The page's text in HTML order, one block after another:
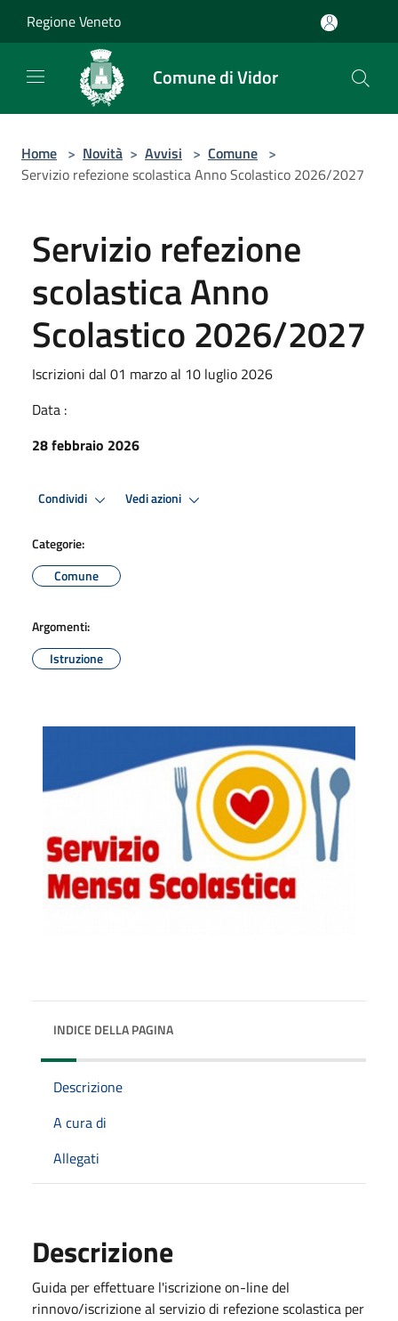
Regione Veneto
Comune di Vidor
Home > Novità > Avvisi > Comune >
Servizio refezione scolastica Anno Scolastico 2026/2027
Servizio refezione
scolastica Anno
Scolastico 2026/2027
Iscrizioni dal 01 marzo al 10 luglio 2026
Data :
28 febbraio 2026
Condividi Vedi azioni
Categorie:
Comune
Argomenti:
Istruzione
INDICE DELLA PAGINA
Descrizione
A cura di
Allegati
Descrizione
Guida per effettuare l'iscrizione on-line del
rinnovo/iscrizione al servizio di refezione scolastica per